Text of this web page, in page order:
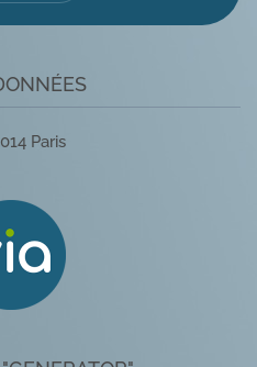
Paris